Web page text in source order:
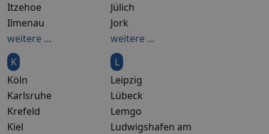
Itzehoe
Ilmenau
weitere ...
Jülich
Jork
weitere ...
K
Köln
Karlsruhe
Krefeld
Kiel
L
Leipzig
Lübeck
Lemgo
Ludwigshafen am